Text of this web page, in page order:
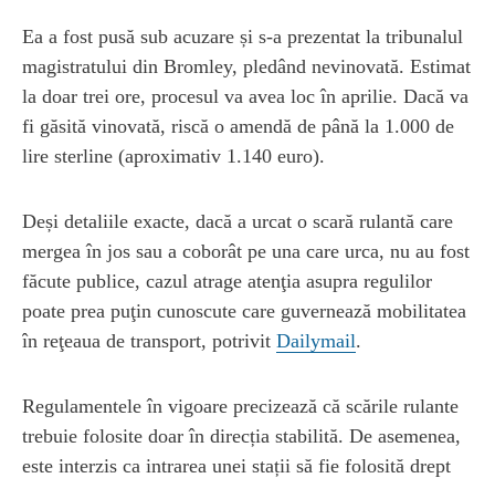
Ea a fost pusă sub acuzare și s-a prezentat la tribunalul
magistratului din Bromley, pledând nevinovată. Estimat
la doar trei ore, procesul va avea loc în aprilie. Dacă va
fi găsită vinovată, riscă o amendă de până la 1.000 de
lire sterline (aproximativ 1.140 euro).
Deși detaliile exacte, dacă a urcat o scară rulantă care
mergea în jos sau a coborât pe una care urca, nu au fost
făcute publice, cazul atrage atenţia asupra regulilor
poate prea puţin cunoscute care guvernează mobilitatea
în reţeaua de transport, potrivit Dailymail.
Regulamentele în vigoare precizează că scările rulante
trebuie folosite doar în direcția stabilită. De asemenea,
este interzis ca intrarea unei stații să fie folosită drept